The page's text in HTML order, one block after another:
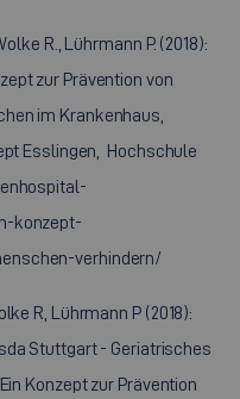
R., Lührmann P. (2018):
zur Prävention von
im Krankenhaus,
Esslingen, Hochschule
konzept-
verhindern/
R, Lührmann P (2018):
Stuttgart - Geriatrisches
Konzept zur Prävention